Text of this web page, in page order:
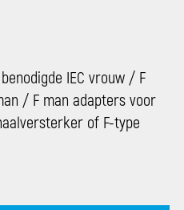
IEC vrouw / F
/ F man adapters voor
of F-type